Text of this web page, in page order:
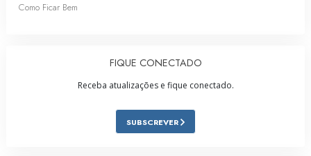
Como Ficar Bem
FIQUE CONECTADO
Receba atualizações e fique conectado.
SUBSCREVER